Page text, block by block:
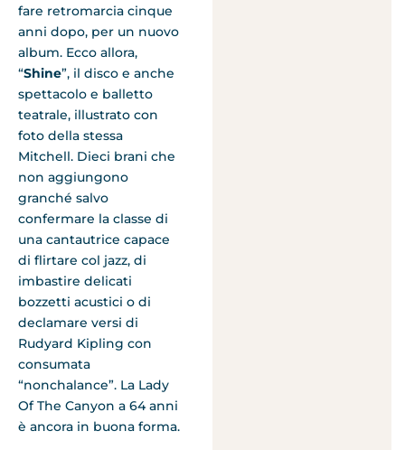
fare retromarcia cinque
anni dopo, per un nuovo
album. Ecco allora,
“Shine”, il disco e anche
spettacolo e balletto
teatrale, illustrato con
foto della stessa
Mitchell. Dieci brani che
non aggiungono
granché salvo
confermare la classe di
una cantautrice capace
di flirtare col jazz, di
imbastire delicati
bozzetti acustici o di
declamare versi di
Rudyard Kipling con
consumata
“nonchalance”. La Lady
Of The Canyon a 64 anni
è ancora in buona forma.